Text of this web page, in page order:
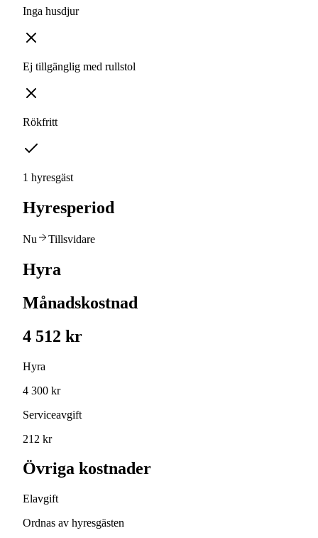
Inga husdjur
Ej tillgänglig med rullstol
Rökfritt
1 hyresgäst
Hyresperiod
Nu Tillsvidare
Hyra
Månadskostnad
4 512 kr
Hyra
4 300 kr
Serviceavgift
212 kr
Övriga kostnader
Elavgift
Ordnas av hyresgästen